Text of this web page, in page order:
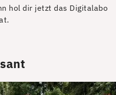
hol dir jetzt das Digitalabo